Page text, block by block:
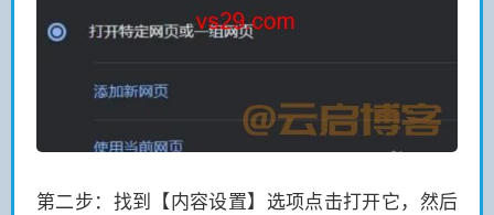
第二步：找到【内容设置】选项点击打开它，然后